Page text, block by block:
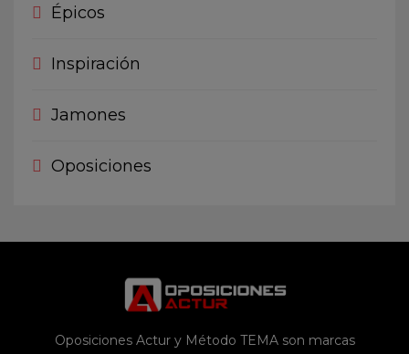
Épicos
Inspiración
Jamones
Oposiciones
Oposiciones Actur y Método TEMA son marcas